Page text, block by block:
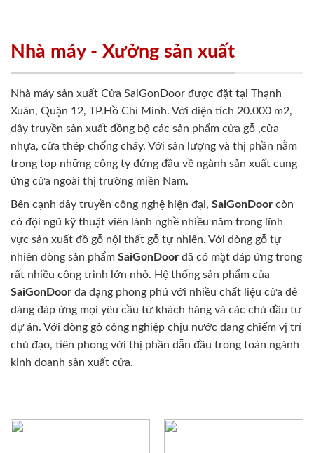
Nhà máy - Xưởng sản xuất
Nhà máy sản xuất Cửa SaiGonDoor được đặt tại Thạnh
Xuân, Quận 12, TP.Hồ Chí Minh. Với diện tích 20.000 m2,
dây truyền sản xuất đồng bộ các sản phẩm cửa gỗ ,cửa
nhựa, cửa thép chống cháy. Với sản lượng và thị phần nằm
trong top những công ty đứng đầu về ngành sản xuất cung
ứng cửa ngoài thị trường miền Nam.
Bên cạnh dây truyền công nghệ hiện đại, SaiGonDoor còn
có đội ngũ kỹ thuật viên lành nghề nhiều năm trong lĩnh
vực sản xuất đồ gỗ nội thất gỗ tự nhiên. Với dòng gỗ tự
nhiên dòng sản phẩm SaiGonDoor đã có mặt đáp ứng trong
rất nhiều công trình lớn nhỏ. Hệ thống sản phẩm của
SaiGonDoor đa dạng phong phú với nhiều chất liệu cửa dễ
dàng đáp ứng mọi yêu cầu từ khách hàng và các chủ đầu tư
dự án. Với dòng gỗ công nghiệp chịu nước đang chiếm vị trí
chủ đạo, tiên phong với thị phần dẫn đầu trong toàn ngành
kinh doanh sản xuất cửa.